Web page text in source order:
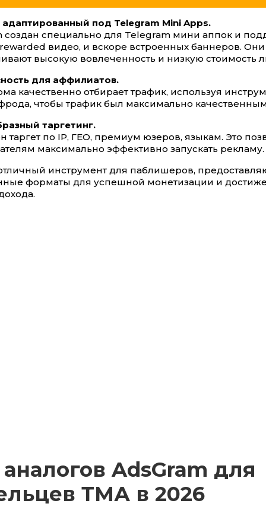
под Telegram Mini Apps.
создан специально для Telegram мини аппок и
видео, и вскоре встроенных баннеров. Они
высокую вовлеченность и низкую стоимость
для аффилиатов.
качественно отбирает трафик, используя
чтобы трафик был максимально
таргетинг.
таргет по IP, ГЕО, премиум юзеров, языкам. Это
максимально эффективно запускать рекламу.
инструмент для паблишеров,
форматы для успешной монетизации и
AdsGram для
ТМА в 2026